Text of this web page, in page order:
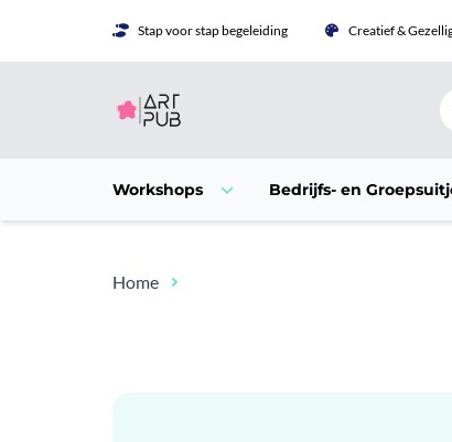
Stap voor stap begeleiding Creatief &
Workshops Bedrijfs- en
Home